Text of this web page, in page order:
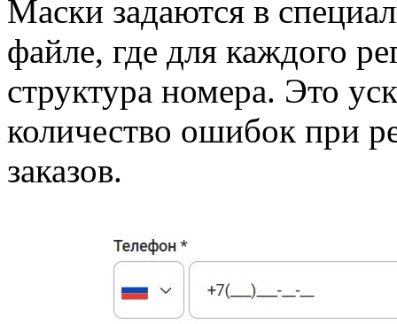
Маски задаются в
файле, где для каждого
структура номера. Это
количество ошибок при
заказов.